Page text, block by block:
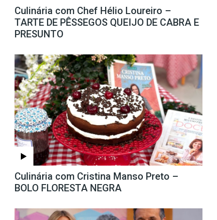
Culinária com Chef Hélio Loureiro –
TARTE DE PÊSSEGOS QUEIJO DE CABRA E
PRESUNTO
Culinária com Cristina Manso Preto –
BOLO FLORESTA NEGRA